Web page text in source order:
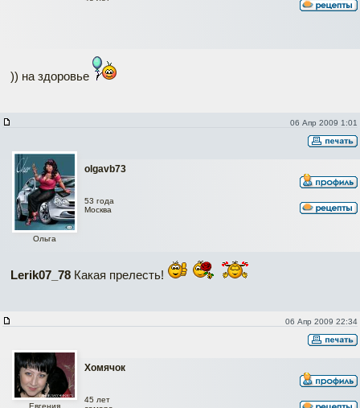
)) на здоровье
06 Апр 2009 1:01
olgavb73
Ольга
53 года
Москва
Lerik07_78 Какая прелесть!
06 Апр 2009 22:34
Хомячок
Евгения
45 лет